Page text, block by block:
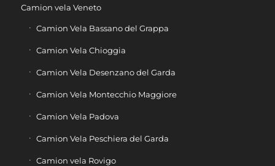
Camion vela Veneto
Camion Vela Bassano del Grappa
Camion Vela Chioggia
Camion Vela Desenzano del Garda
Camion Vela Montecchio Maggiore
Camion Vela Padova
Camion Vela Peschiera del Garda
Camion vela Rovigo